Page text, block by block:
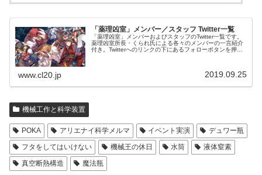
「薬理凶室」メンバー／スタッフ Twitter一覧
「薬理凶室」メンバーおよびスタッフのTwitter一覧です。
薬理凶室所長・くられ氏による各々のメンバーの一言紹介
付き。Twitterへのリンクの下にあるフォローボタンを押す
www.cl20.jp 2019.09.25
機械工作と科学装置
POKA アリエナイ科学メルマ イベント実演
デュワー瓶
フタをしてはいけない
機械王の休日 水筒
液体窒素
真空断熱構造
魔法瓶